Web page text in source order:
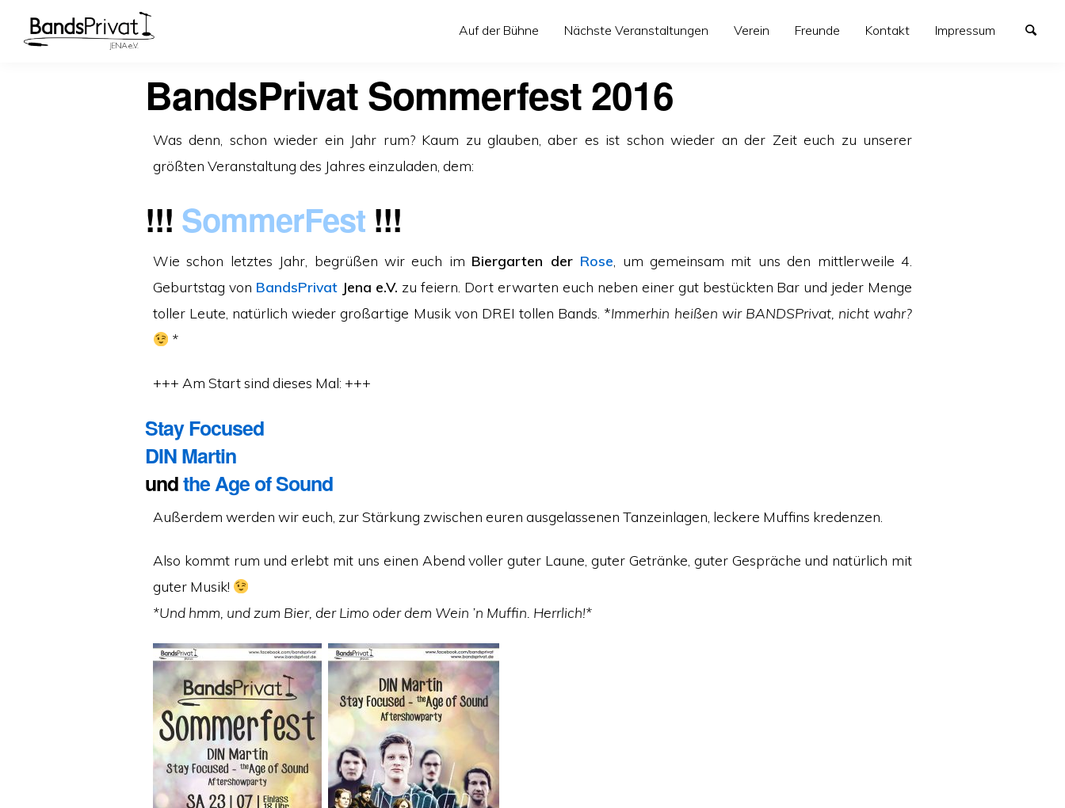
Auf der Bühne Nächste Veranstaltungen Verein Freunde Kontakt Impressum
BandsPrivat Sommerfest 2016
Was denn, schon wieder ein Jahr rum? Kaum zu glauben, aber es ist schon wieder an der Zeit euch zu unserer
größten Veranstaltung des Jahres einzuladen, dem:
!!! SommerFest !!!
Wie schon letztes Jahr, begrüßen wir euch im Biergarten der Rose , um gemeinsam mit uns den mittlerweile 4.
Geburtstag von BandsPrivatJena e.V. zu feiern. Dort erwarten euch neben einer gut bestückten Bar und jeder Menge
toller Leute, natürlich wieder großartige Musik von DREI tollen Bands. *Immerhin heißen wir BANDSPrivat, nicht wahr?
*
+++ Am Start sind dieses Mal: +++
Stay Focused
DIN Martin
undthe Age of Sound
Außerdem werden wir euch, zur Stärkung zwischen euren ausgelassenen Tanzeinlagen, leckere Muffins kredenzen.
Also kommt rum und erlebt mit uns einen Abend voller guter Laune, guter Getränke, guter Gespräche und natürlich mit
guter Musik!
*Und hmm, und zum Bier, der Limo oder dem Wein ’n Muffin. Herrlich!*